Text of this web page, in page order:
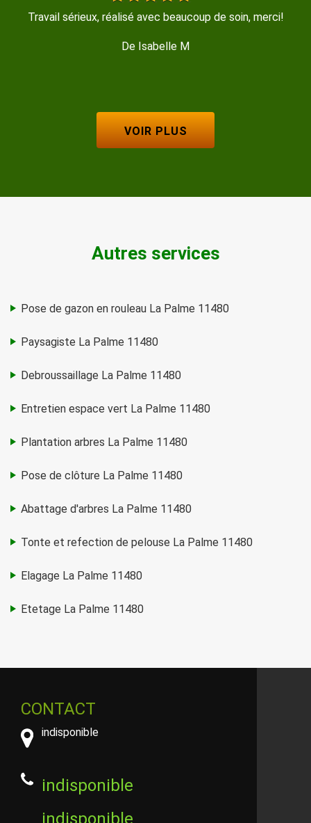
Travail très propre et soyeux rapide et efficace je
VOIR PLUS
Autres services
Pose de gazon en rouleau La Palme 11480
Paysagiste La Palme 11480
Debroussaillage La Palme 11480
Entretien espace vert La Palme 11480
Plantation arbres La Palme 11480
Pose de clôture La Palme 11480
Abattage d'arbres La Palme 11480
Tonte et refection de pelouse La Palme 11480
Elagage La Palme 11480
Etetage La Palme 11480
CONTACT
indisponible
indisponible
indisponible